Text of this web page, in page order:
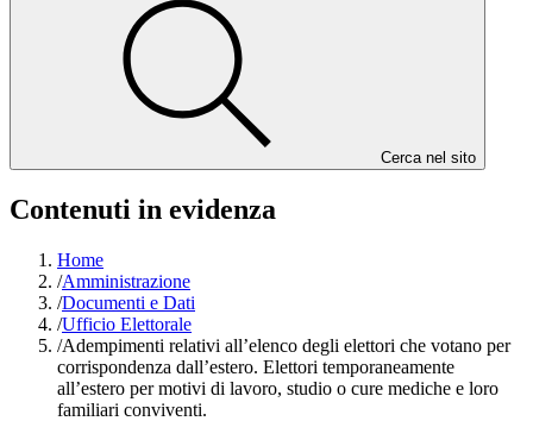
Cerca nel sito
Contenuti in evidenza
Home
/Amministrazione
/Documenti e Dati
/Ufficio Elettorale
/Adempimenti relativi all’elenco degli elettori che votano per
corrispondenza dall’estero. Elettori temporaneamente
all’estero per motivi di lavoro, studio o cure mediche e loro
familiari conviventi.